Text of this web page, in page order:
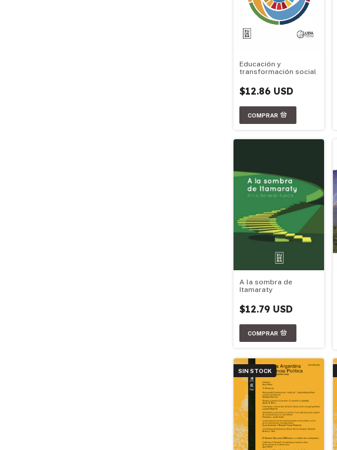
Educación y
transformación social
$12.86 USD
A la sombra de
Itamaraty
$12.79 USD
SIN STOCK